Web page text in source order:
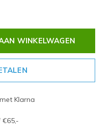
WINKELWAGEN
Klarna
€65,-